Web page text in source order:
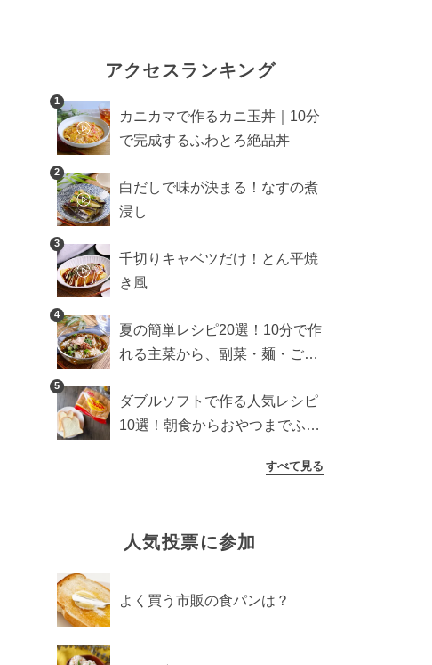
アクセスランキング
1
カニカマで作るカニ玉丼｜10分
で完成するふわとろ絶品丼
2
白だしで味が決まる！なすの煮
浸し
3
千切りキャベツだけ！とん平焼
き風
4
夏の簡単レシピ20選！10分で作
れる主菜から、副菜・麺・ごは
5
ダブルソフトで作る人気レシピ
10選！朝食からおやつまでふん
すべて見る
人気投票に参加
よく買う市販の食パンは？